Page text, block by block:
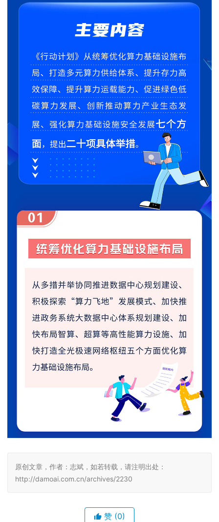
原创文章，作者：志斌，如若转载，请注明出处：
http://damoai.com.cn/archives/2230
赞 (0)